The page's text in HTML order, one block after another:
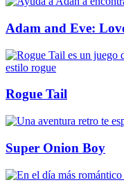
Adam and Eve:
Rogue Tail
Super Onion Boy